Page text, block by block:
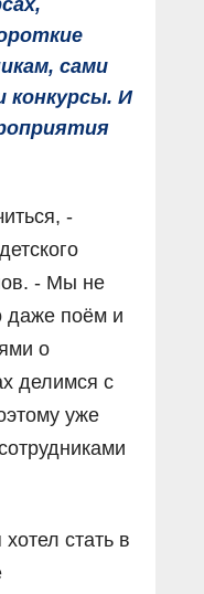
сами
конкурсы. И
-
- Мы не
даже поём и
о
делимся с
уже
стать в